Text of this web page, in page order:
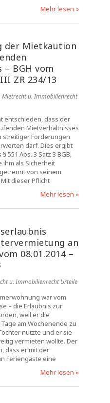
Mehr lesen »
der Mietkaution
BGH vom
ZR 234/13
Mietrecht u. Immobilienrecht
entschieden, dass der
Mietverhältnisses
streitiger Forderungen
darf. Dies ergibt
551 Abs. 3 Satz 3 BGB,
ihm als Sicherheit
von seinem
dieser Pflicht
Mehr lesen »
an
08.01.2014 –
u. Immobilienrecht Urteile
war vom
– die Erlaubnis zur
weil er die
am Wochenende zu
nutzte und er sie
vermieten wollte. Der
dass er mit der
Feriengäste eine
Mehr lesen »